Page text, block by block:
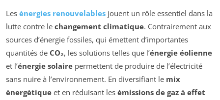
Les énergies renouvelables jouent un rôle essentiel dans la
lutte contre le changement climatique. Contrairement aux
sources d’énergie fossiles, qui émettent d’importantes
quantités de CO₂, les solutions telles que l’énergie éolienne
et l’énergie solaire permettent de produire de l’électricité
sans nuire à l’environnement. En diversifiant le mix
énergétique et en réduisant les émissions de gaz à effet